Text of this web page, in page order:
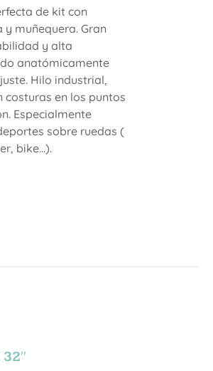
de kit con
muñequera. Gran
y alta
anatómicamente
Hilo industrial,
costuras en los puntos
Especialmente
sobre ruedas (
bike...).